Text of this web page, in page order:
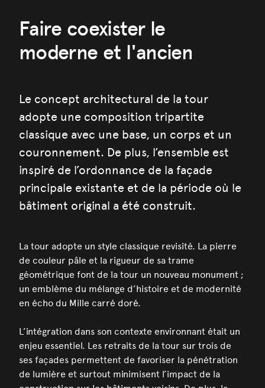
Faire coexister le
moderne et l'ancien
Le concept architectural de la tour
adopte une composition tripartite
classique avec une base, un corps et un
couronnement. De plus, l’ensemble est
inspiré de l’ordonnance de la façade
principale existante et de la période où le
bâtiment original a été construit.
La tour adopte un style classique revisité. La pierre
de couleur pâle et la rigueur de sa trame
géométrique font de la tour un nouveau monument ;
un emblème du mélange d’histoire et de modernité
en écho du Mille carré doré.
L’intégration dans son contexte environnant était un
enjeu essentiel. Les retraits de la tour sur trois de
ses façades permettent de favoriser la pénétration
de lumière et surtout minimisent l’impact de la